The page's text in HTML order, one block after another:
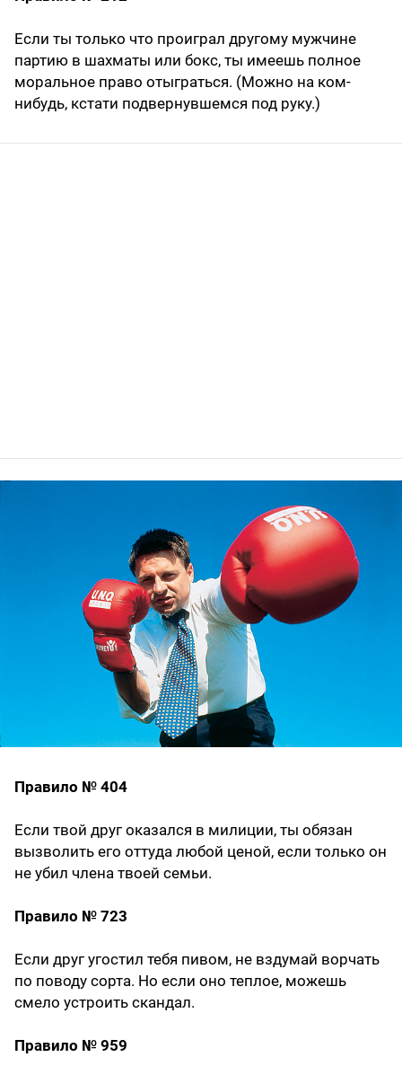
Если ты только что проиграл другому мужчине
партию в шахматы или бокс, ты имеешь полное
моральное право отыграться. (Можно на ком-
нибудь, кстати подвернувшемся под руку.)
Правило № 404
Если твой друг оказался в милиции, ты обязан
вызволить его оттуда любой ценой, если только он
не убил члена твоей семьи.
Правило № 723
Если друг угостил тебя пивом, не вздумай ворчать
по поводу сорта. Но если оно теплое, можешь
смело устроить скандал.
Правило № 959